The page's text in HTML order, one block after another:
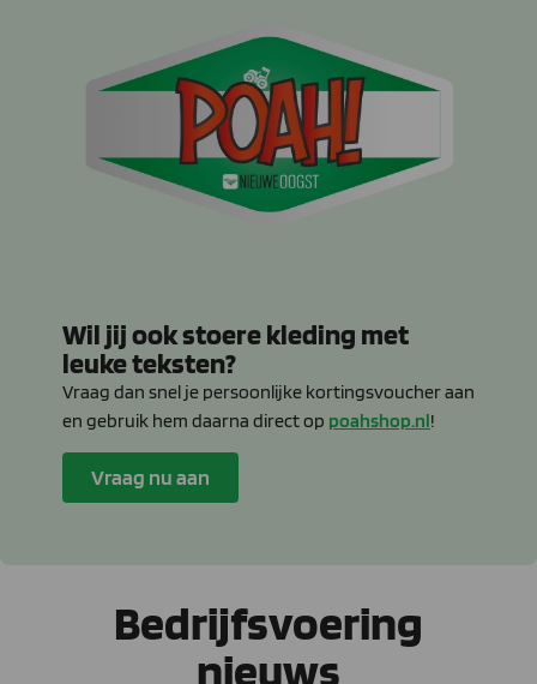
Wil jij ook stoere kleding met
leuke teksten?
Vraag dan snel je persoonlijke kortingsvoucher aan
en gebruik hem daarna direct op poahshop.nl!
Vraag nu aan
Bedrijfsvoering
nieuws